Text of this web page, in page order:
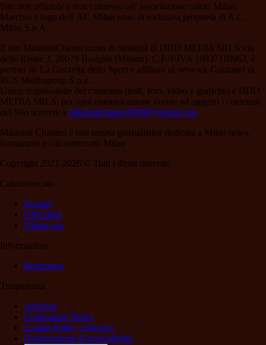
Sito non ufficiale e non connesso all' associazione calcio Milan.
Marchio e logo dell' AC Milan sono di esclusiva proprietà di A.C.
Milan S.p.A.
Il sito MilanistiChannel.com di titolarità di DDD MEDIA SRLS via
delle Risaie 3, 20079 Basiglio (Milano), C.F./P.IVA 10837110963, è
partner de La Gazzetta dello Sport e affiliato al network Gazzanet di
RCS Mediagroup S.p.a..
Unico responsabile dei contenuti (testi, foto, video e grafiche) è DDD
MEDIA SRLS; per ogni comunicazione avente ad oggetto i contenuti
del Sito scrivere a milanistichannel1899@gmail.com
Milanisti Channel è una testata giornalistica dedicata a Milan news,
formazioni e calciomercato Milan
Copyright 2021-2026 © Tutti i diritti riservati.
Calciomercato
Scenari
Ufficialità
Ultima ora
Informazioni
Redazione
Trasparenza
Archivio
Community Policy
Cookie Policy e Privacy
Dichiarazione di accessibilità